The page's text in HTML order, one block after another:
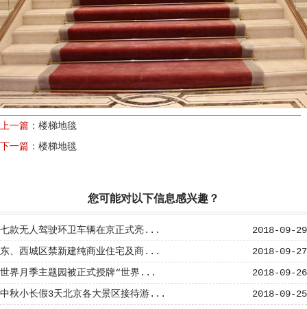
上一篇： 楼梯地毯
下一篇： 楼梯地毯
您可能对以下信息感兴趣？
2018-09-29
七款无人驾驶环卫车辆在京正式亮...
2018-09-27
东、西城区禁新建纯商业住宅及商...
2018-09-26
世界月季主题园被正式授牌“世界...
2018-09-25
中秋小长假3天北京各大景区接待游...